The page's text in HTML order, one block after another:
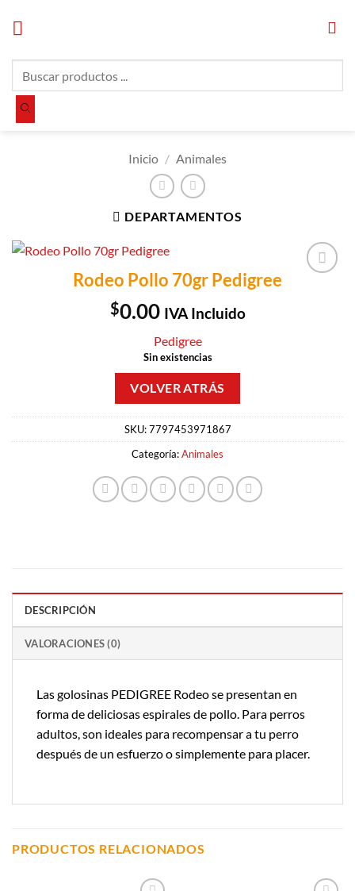
productos
Inicio / Animales
DEPARTAMENTOS
Rodeo Pollo 70gr Pedigree
$0.00 IVA Incluido
Pedigree
Sin existencias
SKU:7797453971867
Categoría:Animales
DESCRIPCIÓN
VALORACIONES (0)
Las golosinas PEDIGREE Rodeo se presentan en
forma de deliciosas espirales de pollo. Para perros
adultos, son ideales para recompensar a tu perro
después de un esfuerzo o simplemente para placer.
PRODUCTOS RELACIONADOS